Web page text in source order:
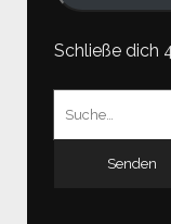
Schließe dich